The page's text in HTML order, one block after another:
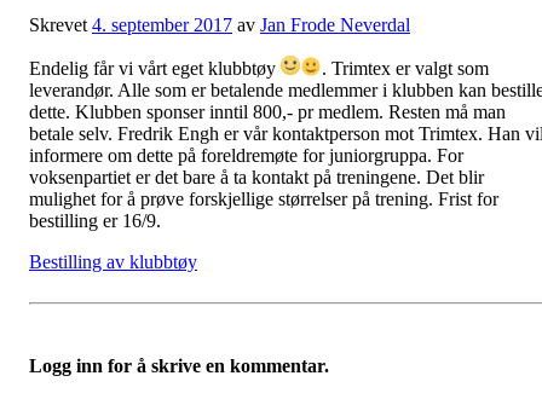
Skrevet 4. september 2017 av Jan Frode Neverdal
Endelig får vi vårt eget klubbtøy
. Trimtex er valgt som
leverandør. Alle som er betalende medlemmer i klubben kan
dette. Klubben sponser inntil 800,- pr medlem. Resten må man
betale selv. Fredrik Engh er vår kontaktperson mot Trimtex. Han
informere om dette på foreldremøte for juniorgruppa. For
voksenpartiet er det bare å ta kontakt på treningene. Det blir
mulighet for å prøve forskjellige størrelser på trening. Frist for
bestilling er 16/9.
Bestilling av klubbtøy
Logg inn for å skrive en kommentar.